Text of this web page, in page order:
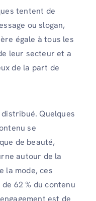
tentent de
ou slogan,
égale à tous les
leur secteur et a
de la part de
Quelques
se
de beauté,
autour de la
la mode, ces
62 % du contenu
est de